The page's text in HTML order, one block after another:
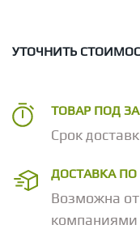
УТОЧНИТЬ
ТОВАР ПОД
Срок
ДОСТАВКА ПО
Возможна
компаниями